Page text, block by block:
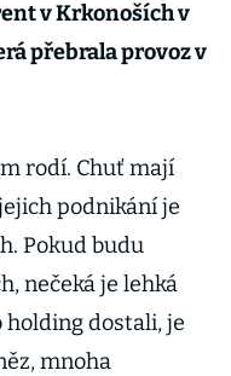
v Krkonoších v
přebrala provoz v
rodí. Chuť mají
podnikání je
Pokud budu
nečeká je lehká
holding dostali, je
mnoha